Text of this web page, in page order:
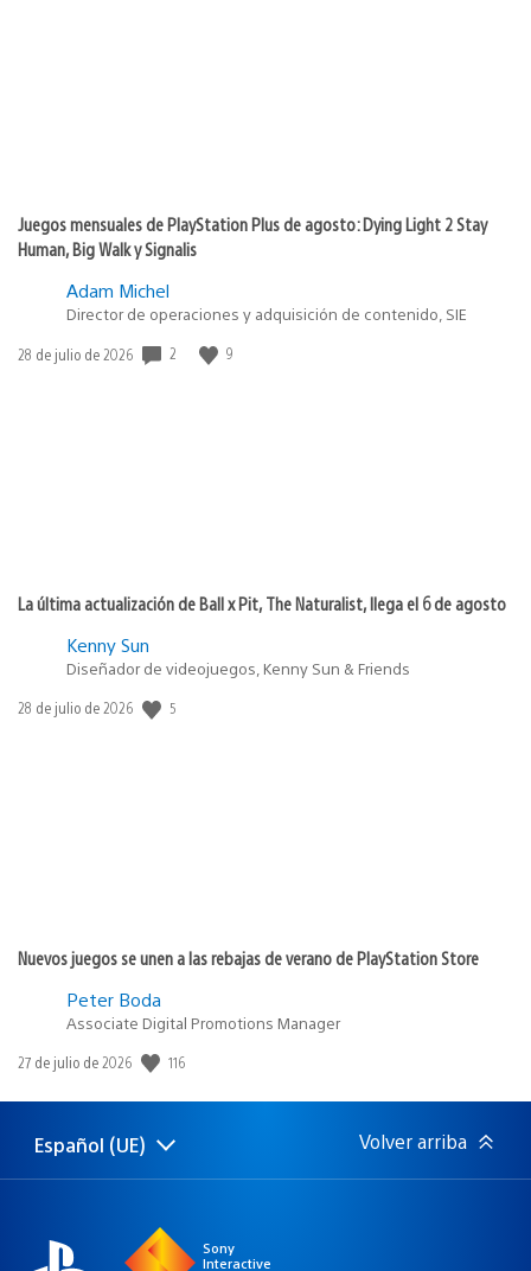
Juegos mensuales de PlayStation Plus de agosto: Dying Light 2 Stay
Human, Big Walk y Signalis
Adam Michel
Director de operaciones y adquisición de contenido, SIE
Fecha
28 de julio de 2026 2 9
La última actualización de Ball x Pit, The Naturalist, llega el 6 de agosto
Kenny Sun
Diseñador de videojuegos, Kenny Sun & Friends
Fecha
28 de julio de 2026 5
Nuevos juegos se unen a las rebajas de verano de PlayStation Store
Peter Boda
Associate Digital Promotions Manager
Fecha
publicación:
27 de julio de 2026 116
Selecciona
una
Región
actual:
Español (UE) Volver arriba
Sony
Interactive